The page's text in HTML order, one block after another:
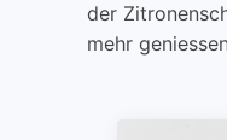
der
mehr